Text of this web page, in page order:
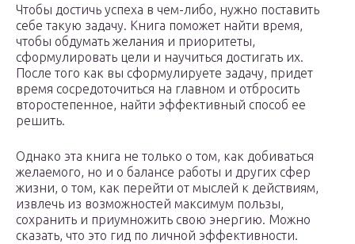
Чтобы достичь успеха в чем-либо, нужно поставить
себе такую задачу. Книга поможет найти время,
чтобы обдумать желания и приоритеты,
сформулировать цели и научиться достигать их.
После того как вы сформулируете задачу, придет
время сосредоточиться на главном и отбросить
второстепенное, найти эффективный способ ее
решить.
Однако эта книга не только о том, как добиваться
желаемого, но и о балансе работы и других сфер
жизни, о том, как перейти от мыслей к действиям,
извлечь из возможностей максимум пользы,
сохранить и приумножить свою энергию. Можно
сказать, что это гид по личной эффективности.